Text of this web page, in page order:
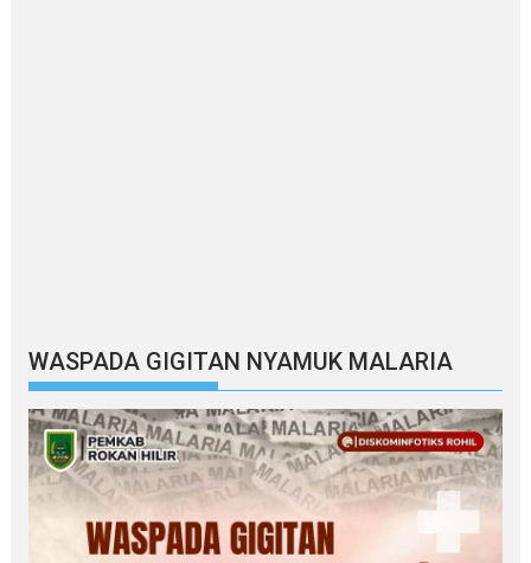
WASPADA GIGITAN NYAMUK MALARIA